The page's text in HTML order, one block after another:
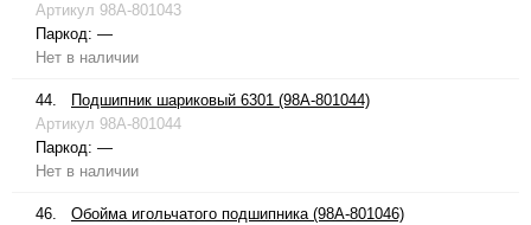
Артикул 98A-801043
Паркод: —
Нет в наличии
44.
Подшипник шариковый 6301 (98A-801044)
Артикул 98A-801044
Паркод: —
Нет в наличии
46.
Обойма игольчатого подшипника (98A-801046)